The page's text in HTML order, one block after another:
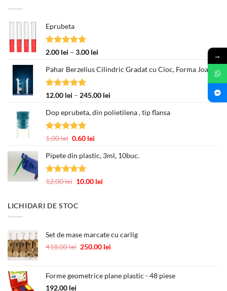
Eprubeta
Evaluat la
2.00 lei – 3.00 lei
prețuri:
la
3.00 lei
Pahar Berzelius Cilindric Gradat cu Cioc, Forma Joasa
Evaluat la
12.00 lei – 245.00 lei
prețuri:
245.00 lei
Dop eprubeta, din polietilena , tip flansa
Evaluat la
1.00lei Prețul
a
fost:
0.60 lei
este:
Pipete din plastic, 3ml, 10buc.
Evaluat la
12.00lei Prețul
fost:
10.00 lei
LICHIDARI DE STOC
Set de mase marcate cu carlig
418.00lei Prețul
fost:
250.00 lei
250.00 lei.
Forme geometrice plane plastic - 48 piese
192.00 lei
→